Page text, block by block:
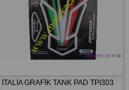
İTALİA GRAFİK TANK PAD TPI303